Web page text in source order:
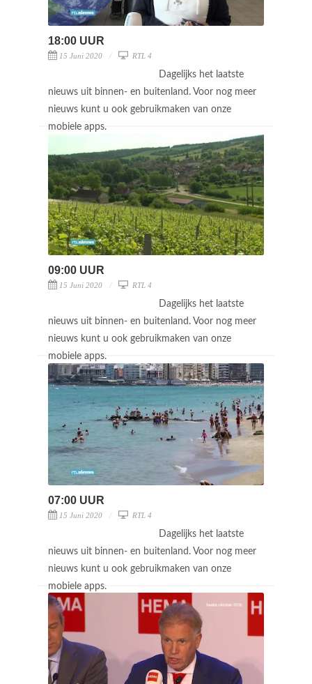
18:00 UUR
15 Juni 2020 RTL 4
Dagelijks het laatste
nieuws uit binnen- en buitenland. Voor nog meer
nieuws kunt u ook gebruikmaken van onze
mobiele apps.
09:00 UUR
15 Juni 2020 RTL 4
Dagelijks het laatste
nieuws uit binnen- en buitenland. Voor nog meer
nieuws kunt u ook gebruikmaken van onze
mobiele apps.
07:00 UUR
15 Juni 2020 RTL 4
Dagelijks het laatste
nieuws uit binnen- en buitenland. Voor nog meer
nieuws kunt u ook gebruikmaken van onze
mobiele apps.